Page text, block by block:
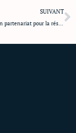
SUIVANT
Signature d’un partenariat pour la résidence TILIA